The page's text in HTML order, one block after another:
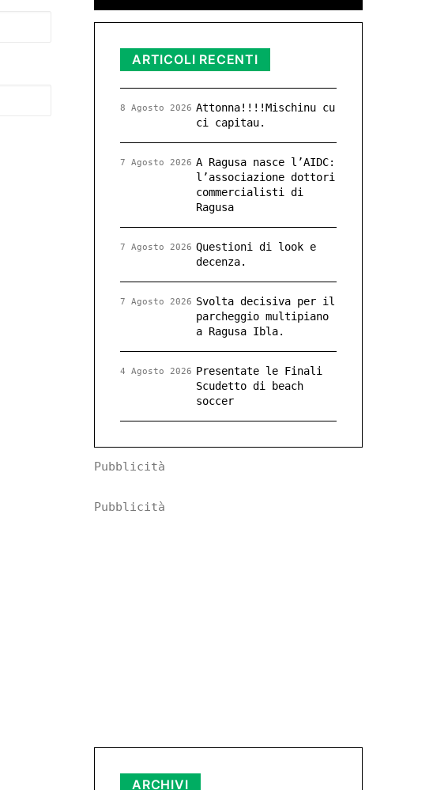
ARTICOLI RECENTI
Attonna!!!!Mischinu cu
ci capitau.
8 Agosto 2026
A Ragusa nasce l’AIDC:
l’associazione dottori
commercialisti di
Ragusa
7 Agosto 2026
Questioni di look e
decenza.
7 Agosto 2026
Svolta decisiva per il
parcheggio multipiano
a Ragusa Ibla.
7 Agosto 2026
Presentate le Finali
Scudetto di beach
soccer
4 Agosto 2026
Pubblicità
Pubblicità
ARCHIVI